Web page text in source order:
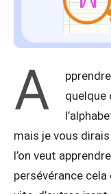
A
quelque
mais je vous
l’on veut
persévérance